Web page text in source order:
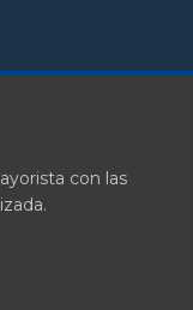
con las